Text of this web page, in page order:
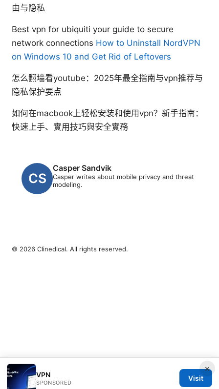
由与隐私
Best vpn for ubiquiti your guide to secure
network connections How to Uninstall NordVPN
on Windows 10 and Get Rid of Leftovers
怎么翻墙看youtube：2025年最全指南与vpn推荐与
隐私保护要点
如何在macbook上轻松安装和使用vpn？新手指南：
快速上手、實用技巧與安全實務
Casper Sandvik
Casper writes about mobile privacy and threat
modeling.
×
VPN
SPONSORED
Visit
© 2026 Clinedical. All rights reserved.